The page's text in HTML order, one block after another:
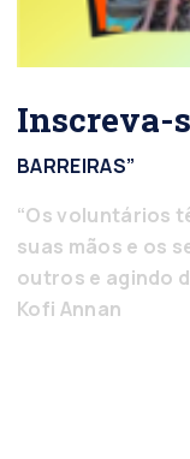
Inscreva-
BARREIRAS”
“Os voluntários
suas mãos e os
outros e agindo
Kofi Annan